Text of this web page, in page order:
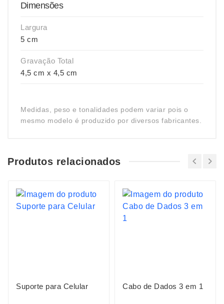
Dimensões
Largura
5 cm
Gravação Total
4,5 cm x 4,5 cm
Medidas, peso e tonalidades podem variar pois o
mesmo modelo é produzido por diversos fabricantes.
Produtos relacionados
Suporte para Celular Cabo de Dados 3 em 1